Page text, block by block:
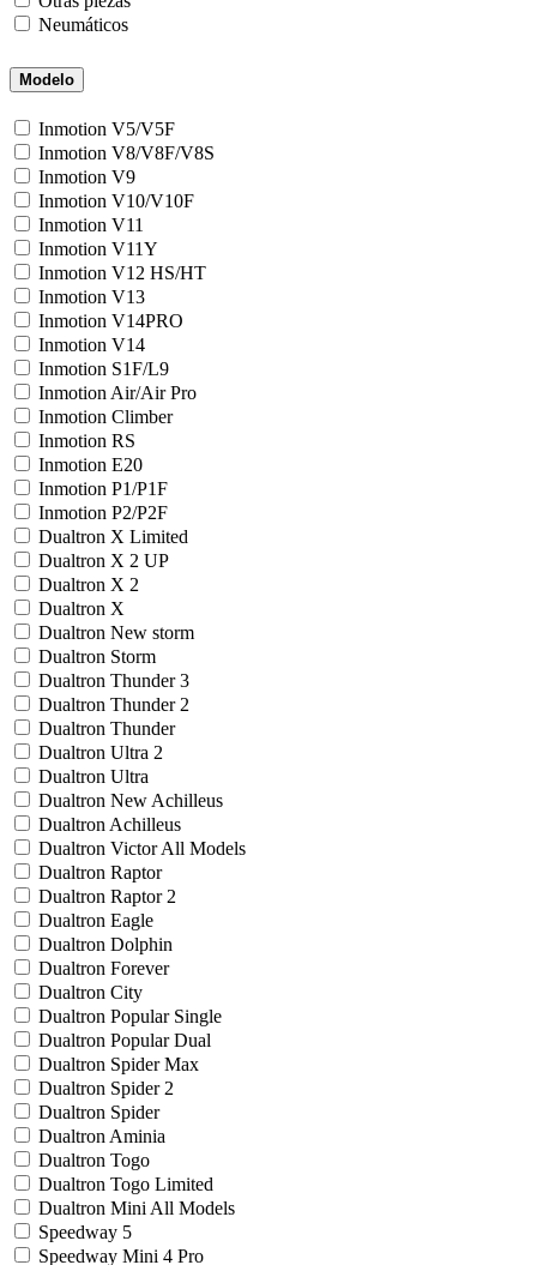
Neumáticos
Modelo
Inmotion V5/V5F
Inmotion V8/V8F/V8S
Inmotion V9
Inmotion V10/V10F
Inmotion V11
Inmotion V11Y
Inmotion V12 HS/HT
Inmotion V13
Inmotion V14PRO
Inmotion V14
Inmotion S1F/L9
Inmotion Air/Air Pro
Inmotion Climber
Inmotion RS
Inmotion E20
Inmotion P1/P1F
Inmotion P2/P2F
Dualtron X Limited
Dualtron X 2 UP
Dualtron X 2
Dualtron X
Dualtron New storm
Dualtron Storm
Dualtron Thunder 3
Dualtron Thunder 2
Dualtron Thunder
Dualtron Ultra 2
Dualtron Ultra
Dualtron New Achilleus
Dualtron Achilleus
Dualtron Victor All Models
Dualtron Raptor
Dualtron Raptor 2
Dualtron Eagle
Dualtron Dolphin
Dualtron Forever
Dualtron City
Dualtron Popular Single
Dualtron Popular Dual
Dualtron Spider Max
Dualtron Spider 2
Dualtron Spider
Dualtron Aminia
Dualtron Togo
Dualtron Togo Limited
Dualtron Mini All Models
Speedway 5
Speedway Mini 4 Pro